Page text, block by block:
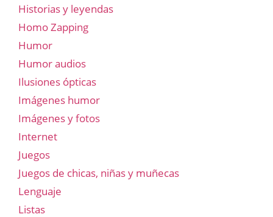
Historias y leyendas
Homo Zapping
Humor
Humor audios
Ilusiones ópticas
Imágenes humor
Imágenes y fotos
Internet
Juegos
Juegos de chicas, niñas y muñecas
Lenguaje
Listas